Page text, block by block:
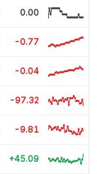
0.00
-0.77
-0.04
-97.32
-9.81
+45.09